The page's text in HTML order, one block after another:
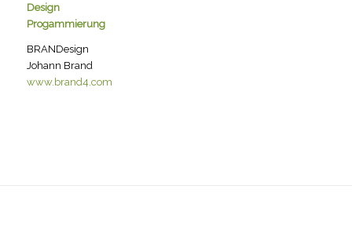
Design
Progammierung
BRANDesign
Johann Brand
www.brand4.com